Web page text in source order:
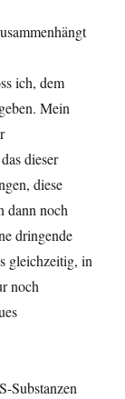
ich, dem
Mein
dieser
diese
dann noch
dringende
gleichzeitig, in
noch
Substanzen